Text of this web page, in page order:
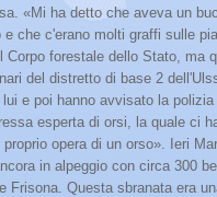
«Mi ha detto che aveva un
che c'erano molti graffi sulle
Corpo forestale dello Stato, ma
del distretto di base 2
e poi hanno avvisato la
esperta di orsi, la quale ci
proprio opera di un orso». Ieri
in alpeggio con circa 300
Frisona. Questa sbranata era